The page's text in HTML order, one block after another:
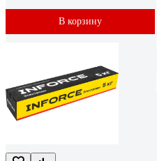
В корзину